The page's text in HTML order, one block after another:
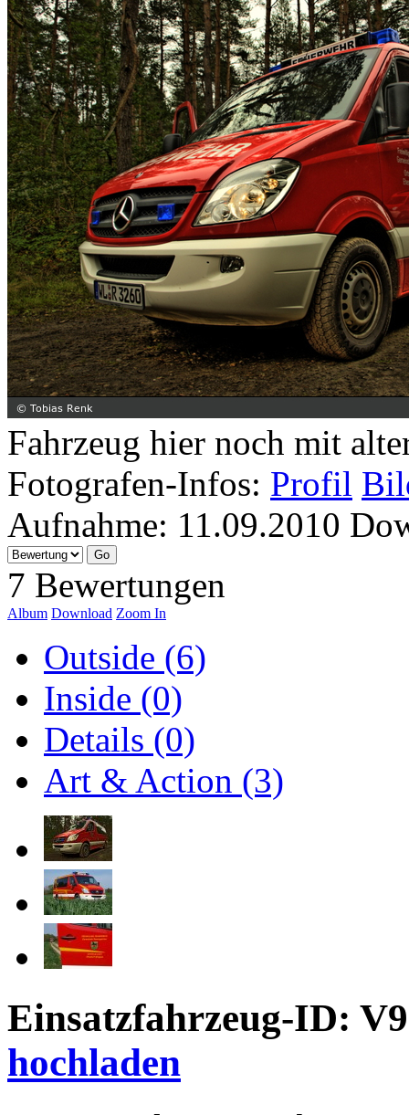
Fahrzeug hier noch mit
Fotografen-Infos: Profil
Aufnahme: 11.09.2010
7 Bewertungen
Album Download Zoom In
Outside (6)
Inside (0)
Details (0)
Art & Action (3)
Einsatzfahrzeug-ID:
hochladen